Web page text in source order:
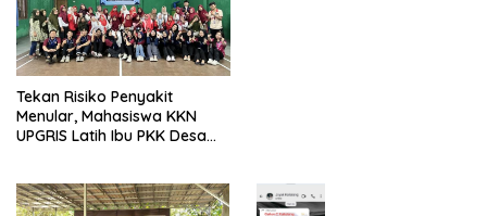
Tekan Risiko Penyakit
Menular, Mahasiswa KKN
UPGRIS Latih Ibu PKK Desa